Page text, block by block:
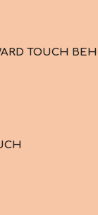
TOUCH